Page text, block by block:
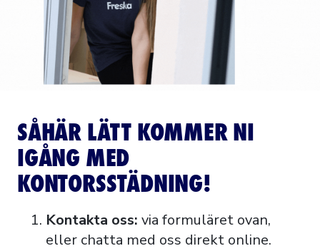
SÅHÄR LÄTT KOMMER NI
IGÅNG MED
KONTORSSTÄDNING!
Kontakta oss: via formuläret ovan,
eller chatta med oss direkt online.